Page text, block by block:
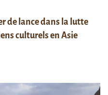
de lance dans la lutte
culturels en Asie